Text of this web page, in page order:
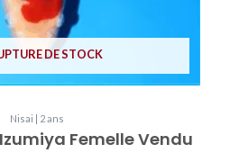
DE STOCK
Nisai | 2 ans
Femelle Vendu